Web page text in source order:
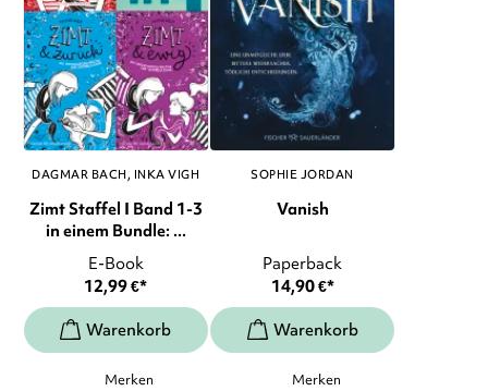
DAGMAR BACH INKA VIGH
Zimt Staffel I Band 1-3
in einem Bundle: ...
E-Book
12,99€*
Merken
SOPHIE JORDAN
Vanish
Paperback
14,90€*
Merken